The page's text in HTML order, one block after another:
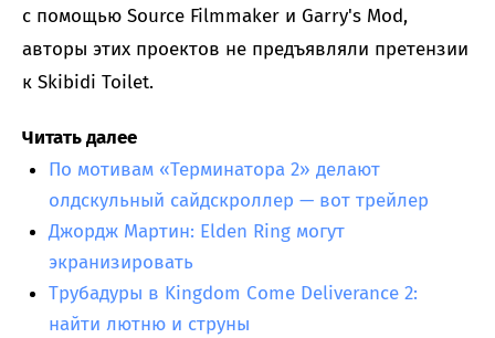
с помощью Source Filmmaker и Garry's Mod,
авторы этих проектов не предъявляли претензии
к Skibidi Toilet.
Читать далее
По мотивам «Терминатора 2» делают
олдскульный сайдскроллер — вот трейлер
Джордж Мартин: Elden Ring могут
экранизировать
Трубадуры в Kingdom Come Deliverance 2:
найти лютню и струны